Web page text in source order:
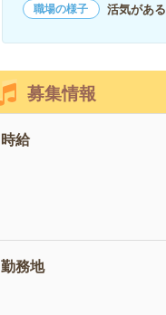
職場の様子 活気がある
募集情報
時給
勤務地